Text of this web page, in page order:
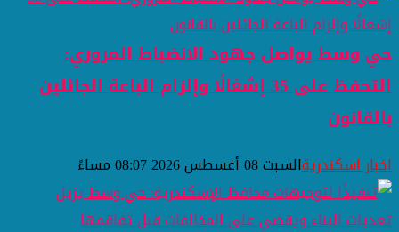
حي وسط يواصل جهود الانضباط المروري:
التحفظ على 35 إشغالًا وإلزام الباعة الجائلين
بالقانون
اخبار اسكندريةالسبت 08 أغسطس 2026 08:07 مساءً